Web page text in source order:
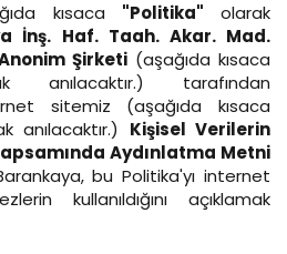
kısaca "Politika"olarak
İnş. Haf. Taah. Akar. Mad.
Şirketi (aşağıda kısaca
anılacaktır.) tarafından
sitemiz (aşağıda kısaca
anılacaktır.) Kişisel Verilerin
Aydınlatma Metni
bu Politika'yı internet
kullanıldığını açıklamak